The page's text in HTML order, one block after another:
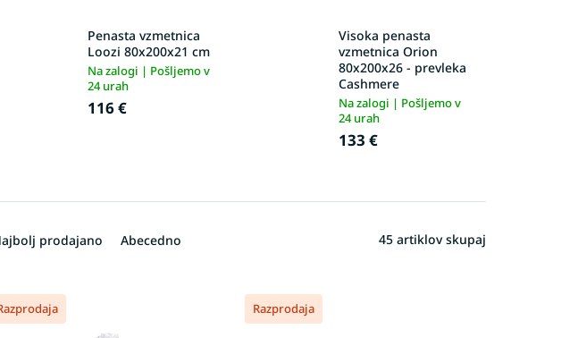
Penasta vzmetnica
Loozi 80x200x21 cm
Na zalogi | Pošljemo v
24 urah
116 €
Visoka penasta
vzmetnica Orion
80x200x26 - prevleka
Cashmere
Na zalogi | Pošljemo v
24 urah
133 €
prodajano Abecedno 45 artiklov skupaj
Razprodaja